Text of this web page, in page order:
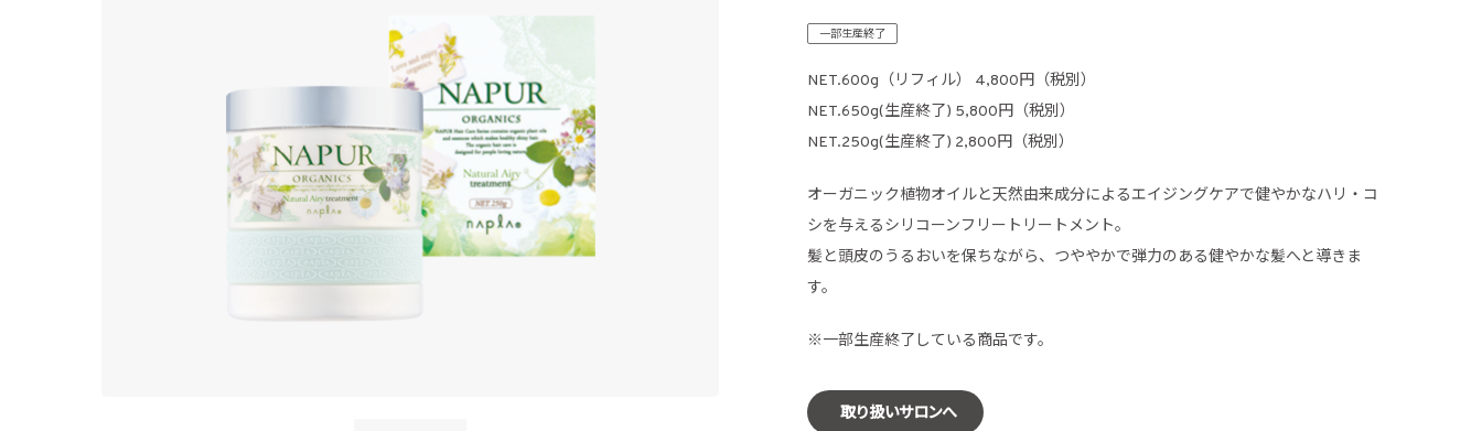
一部生産終了
NET.600g（リフィル） 4,800円（税別）
NET.650g(生産終了) 5,800円（税別）
NET.250g(生産終了) 2,800円（税別）
オーガニック植物オイルと天然由来成分によるエイジングケアで健やかなハリ・コ
シを与えるシリコーンフリートリートメント。
髪と頭皮のうるおいを保ちながら、つややかで弾力のある健やかな髪へと導きま
す。
※一部生産終了している商品です。
取り扱いサロンへ